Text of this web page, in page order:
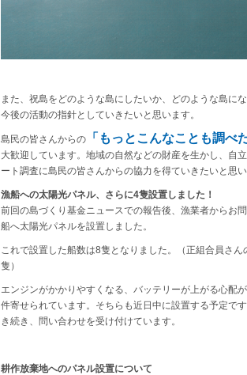
また、祝島をどのような島にしたいか、どのような島に
今後の活動の指針としていきたいと思います。
島民の皆さんからの 「もっとこんなことも調べ
大歓迎しています。地域の自然などの財産を生かし、自
ート調査に島民の皆さんからの協力を得ていきたいと思い
漁船への太陽光パネル、さらに4隻設置しました！
前回の島づくり基金ニュースでの報告後、漁業者からお
船へ太陽光パネルを設置しました。
これで設置した船数は8隻となりました。（正組合員さ
隻）
エンジンがかかりやすくなる、バッテリーが上がる心配
件寄せられています。そちらも近日中に設置する予定で
き続き、問い合わせを受け付けています。
耕作放棄地へのパネル設置について